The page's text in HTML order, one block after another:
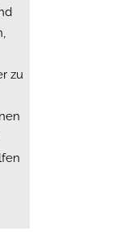
zu